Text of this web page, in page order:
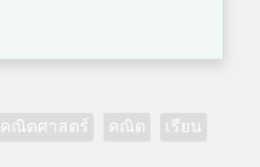
คณิตศาสตร์ คณิต เรียน